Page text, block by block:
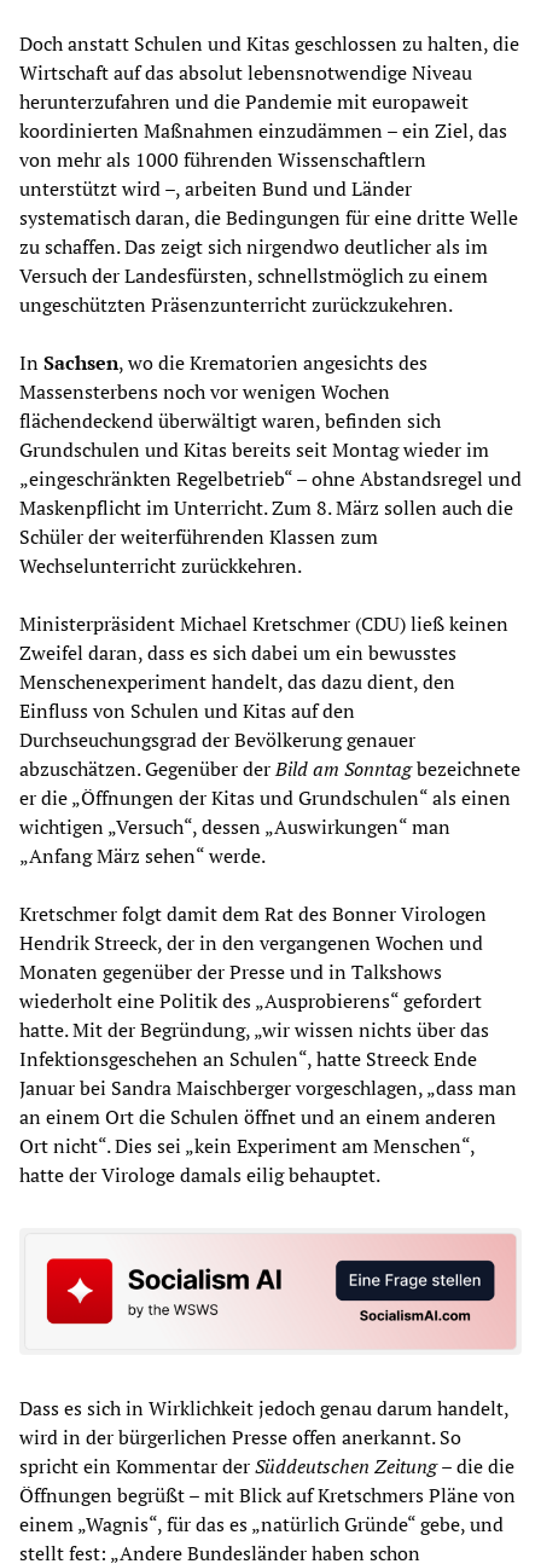
Doch anstatt Schulen und Kitas geschlossen zu halten, die
Wirtschaft auf das absolut lebensnotwendige Niveau
herunterzufahren und die Pandemie mit europaweit
koordinierten Maßnahmen einzudämmen – ein Ziel, das
von mehr als 1000 führenden Wissenschaftlern
unterstützt wird –, arbeiten Bund und Länder
systematisch daran, die Bedingungen für eine dritte Welle
zu schaffen. Das zeigt sich nirgendwo deutlicher als im
Versuch der Landesfürsten, schnellstmöglich zu einem
ungeschützten Präsenzunterricht zurückzukehren.
InSachsen, wo die Krematorien angesichts des
Massensterbens noch vor wenigen Wochen
flächendeckend überwältigt waren, befinden sich
Grundschulen und Kitas bereits seit Montag wieder im
„eingeschränkten Regelbetrieb“ – ohne Abstandsregel und
Maskenpflicht im Unterricht. Zum 8. März sollen auch die
Schüler der weiterführenden Klassen zum
Wechselunterricht zurückkehren.
Ministerpräsident Michael Kretschmer (CDU) ließ keinen
Zweifel daran, dass es sich dabei um ein bewusstes
Menschenexperiment handelt, das dazu dient, den
Einfluss von Schulen und Kitas auf den
Durchseuchungsgrad der Bevölkerung genauer
abzuschätzen. Gegenüber derBild am Sonntagbezeichnete
er die „Öffnungen der Kitas und Grundschulen“ als einen
wichtigen „Versuch“, dessen „Auswirkungen“ man
„Anfang März sehen“ werde.
Kretschmer folgt damit dem Rat des Bonner Virologen
Hendrik Streeck, der in den vergangenen Wochen und
Monaten gegenüber der Presse und in Talkshows
wiederholt eine Politik des „Ausprobierens“ gefordert
hatte. Mit der Begründung, „wir wissen nichts über das
Infektionsgeschehen an Schulen“, hatte Streeck Ende
Januar bei Sandra Maischberger vorgeschlagen, „dass man
an einem Ort die Schulen öffnet und an einem anderen
Ort nicht“. Dies sei „kein Experiment am Menschen“,
hatte der Virologe damals eilig behauptet.
Dass es sich in Wirklichkeit jedoch genau darum handelt,
wird in der bürgerlichen Presse offen anerkannt. So
spricht ein Kommentar derSüddeutschen Zeitung– die die
Öffnungen begrüßt – mit Blick auf Kretschmers Pläne von
einem „Wagnis“, für das es „natürlich Gründe“ gebe, und
stellt fest: „Andere Bundesländer haben schon